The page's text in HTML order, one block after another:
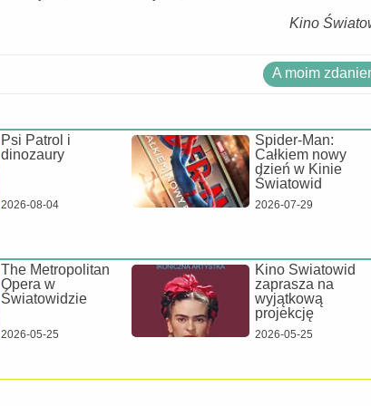
Kino
A moim
Psi Patrol i
dinozaury
2026-08-04
Spider-Man:
Całkiem nowy
dzień w Kinie
Światowid
2026-07-29
The Metropolitan
Opera w
Światowidzie
2026-05-25
Kino Światowid
zaprasza na
wyjątkową
projekcję
2026-05-25